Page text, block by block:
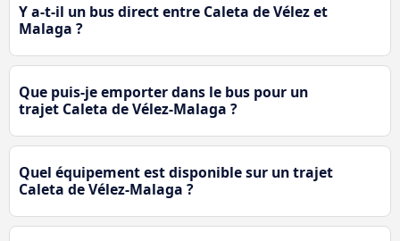
Y a-t-il un bus direct entre Caleta de Vélez et
Malaga ?
Que puis-je emporter dans le bus pour un
trajet Caleta de Vélez-Malaga ?
Quel équipement est disponible sur un trajet
Caleta de Vélez-Malaga ?